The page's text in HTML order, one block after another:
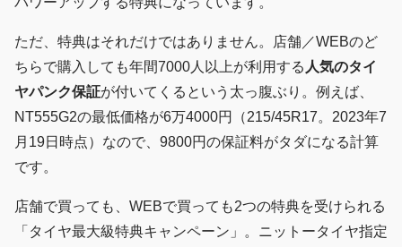
ただ、特典はそれだけではありません。店舗／WEBのど
ちらで購入しても年間7000人以上が利用する 人気のタイ
ヤパンク保証が付いてくるという太っ腹ぶり。例えば、
NT555G2の最低価格が6万4000円（215/45R17。2023年7
月19日時点）なので、9800円の保証料がタダになる計算
です。
店舗で買っても、WEBで買っても2つの特典を受けられる
「タイヤ最大級特典キャンペーン」。ニットータイヤ指定